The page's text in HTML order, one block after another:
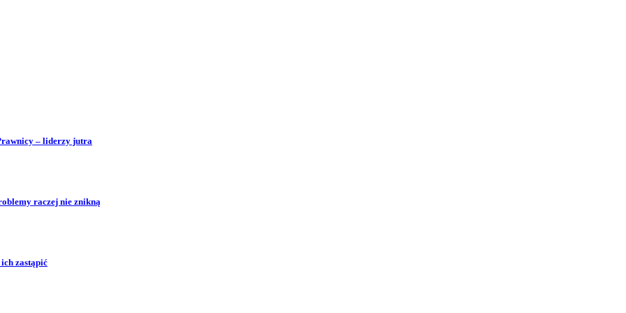
– liderzy jutra
raczej nie znikną
zastąpić